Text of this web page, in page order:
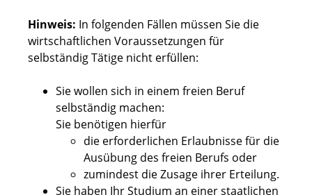
Hinweis: In folgenden Fällen müssen Sie die
wirtschaftlichen Voraussetzungen für
selbständig Tätige nicht erfüllen:
Sie wollen sich in einem freien Beruf
selbständig machen:
Sie benötigen hierfür
die erforderlichen Erlaubnisse für die
Ausübung des freien Berufs oder
zumindest die Zusage ihrer Erteilung.
Sie haben Ihr Studium an einer staatlichen